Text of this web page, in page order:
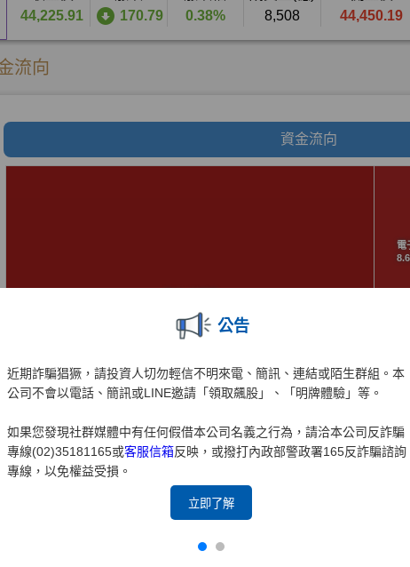
公告
近期詐騙猖獗，請投資人切勿輕信不明來電、簡訊、連結或陌生群組。本
公司不會以電話、簡訊或LINE邀請「領取飆股」、「明牌體驗」等。
如果您發現社群媒體中有任何假借本公司名義之行為，請洽本公司反詐騙
專線(02)35181165或客服信箱反映，或撥打內政部警政署165反詐騙諮詢
專線，以免權益受損。
立即了解